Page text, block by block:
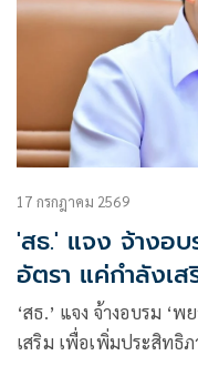
17 กรกฎาคม 2569
'สธ.' แจง จ้างอบรม
อัตรา แค่กำ
‘สธ.’ แจง จ้างอบรม ‘พยาบาลชุมชน’
เสริม เพื่อเพิ่มประสิทธิภาพในสนับสนุนการปฏิบัติงานที่จำเป็น